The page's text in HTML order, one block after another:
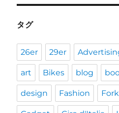
タグ
26er 29er
art Bikes blog
design Fashion